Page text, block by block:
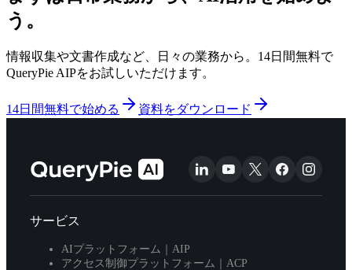
う。
情報収集や文書作成など、日々の業務から。14日間無料で
QueryPie AIPをお試しいただけます。
14日間無料で始める 資料をダウンロード
サービス
AIプラットフォーム｜AIP
アクセス制御プラットフォーム｜ACP